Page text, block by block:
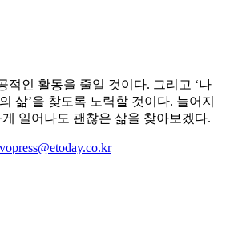
적인 활동을 줄일 것이다. 그리고 ‘나
삶’을 찾도록 노력할 것이다. 늘어지
일어나도 괜찮은 삶을 찾아보겠다.